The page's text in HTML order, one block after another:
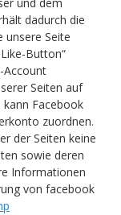
dadurch die
unsere Seite
Button“
Account
Seiten auf
Facebook
zuordnen.
der Seiten keine
sowie deren
Informationen
von facebook